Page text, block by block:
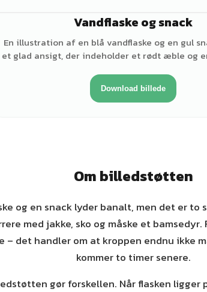
Vandflaske og snack
En illustration af en blå vandflaske og en gul
et glad ansigt, der indeholder et rødt æble og
Download billede
Om billedstøtten
og en snack lyder banalt, men det er
med jakke, sko og måske et
– det handler om at kroppen endnu ikke
kommer to timer senere.
gør forskellen. Når flasken ligger